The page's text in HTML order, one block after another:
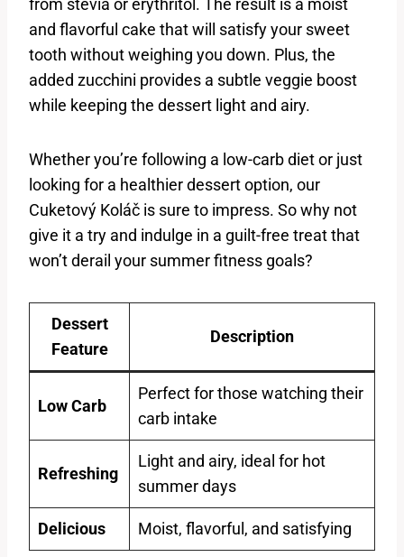
from stevia or erythritol. The result is a moist
and flavorful cake that will satisfy your sweet
tooth without weighing you down. Plus, the
added zucchini provides a subtle veggie boost
while keeping the⁣ dessert light and‍ airy.
Whether you’re following a low-carb diet or ‍just
looking for a healthier dessert option, our
Cuketový ⁤Koláč is sure to impress. So why not
give ‌it a try and indulge in a guilt-free treat that‍
won’t derail your⁢ summer‌ fitness goals?
Dessert
Feature
Description
Low Carb
Perfect for those watching their
carb intake
Refreshing
Light and airy, ideal⁣ for hot
summer days
Delicious Moist, ⁣flavorful, and satisfying